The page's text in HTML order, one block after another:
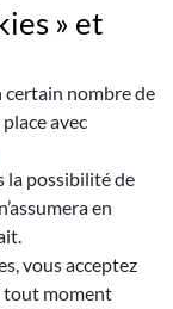
» et
nombre de
avec
la possibilité de
en
vous acceptez
tout moment